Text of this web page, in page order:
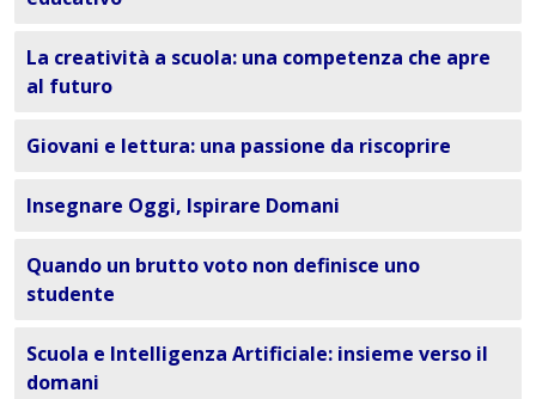
La creatività a scuola: una competenza che apre
al futuro
Giovani e lettura: una passione da riscoprire
Insegnare Oggi, Ispirare Domani
Quando un brutto voto non definisce uno
studente
Scuola e Intelligenza Artificiale: insieme verso il
domani